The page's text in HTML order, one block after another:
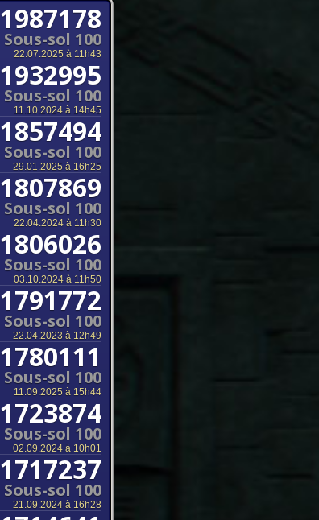
1987178
Sous-sol 100
22.07.2025 à 11h43
1932995
Sous-sol 100
11.10.2024 à 14h45
1857494
Sous-sol 100
29.01.2025 à 16h25
1807869
Sous-sol 100
22.04.2024 à 11h30
1806026
Sous-sol 100
03.10.2024 à 11h50
1791772
Sous-sol 100
22.04.2023 à 12h49
1780111
Sous-sol 100
11.09.2025 à 15h44
1723874
Sous-sol 100
02.09.2024 à 10h01
1717237
Sous-sol 100
21.09.2024 à 16h28